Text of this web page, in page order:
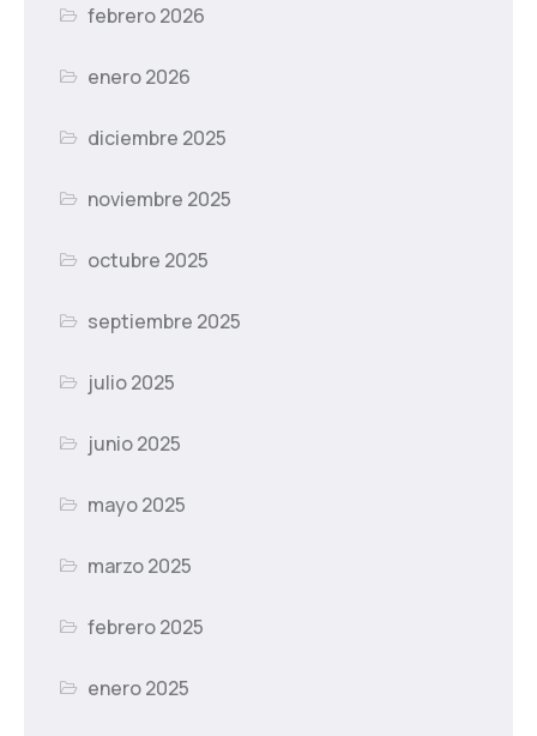
febrero 2026
enero 2026
diciembre 2025
noviembre 2025
octubre 2025
septiembre 2025
julio 2025
junio 2025
mayo 2025
marzo 2025
febrero 2025
enero 2025